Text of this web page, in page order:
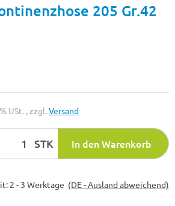
205 Gr.42
USt. , zzgl.Versand
STK In den Warenkorb
2 - 3 Werktage (DE - Ausland abweichend)